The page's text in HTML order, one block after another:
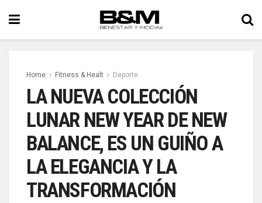
Home Fitness & Healt Deporte
LA NUEVA COLECCIÓN
LUNAR NEW YEAR DE NEW
BALANCE, ES UN GUIÑO A
LA ELEGANCIA Y LA
TRANSFORMACIÓN